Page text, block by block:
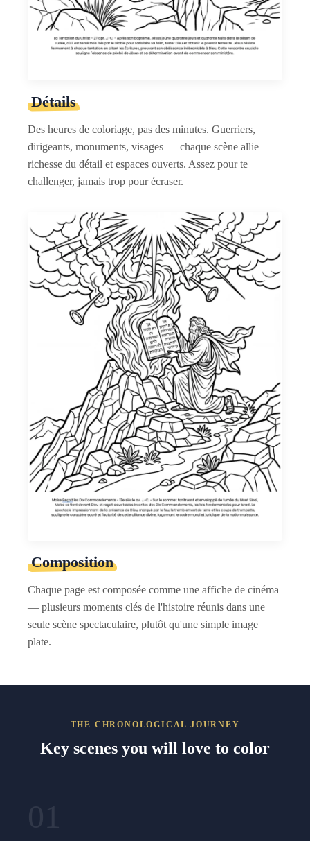
Détails
Des heures de coloriage, pas des minutes. Guerriers,
dirigeants, monuments, visages — chaque scène allie
richesse du détail et espaces ouverts. Assez pour te
challenger, jamais trop pour écraser.
Composition
Chaque page est composée comme une affiche de cinéma
— plusieurs moments clés de l'histoire réunis dans une
seule scène spectaculaire, plutôt qu'une simple image
plate.
THE CHRONOLOGICAL JOURNEY
Key scenes you will love to color